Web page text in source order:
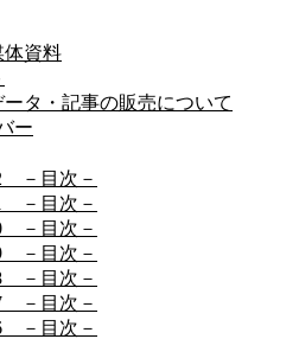
体資料
タ・記事の販売について
ー
－目次－
－目次－
－目次－
－目次－
－目次－
－目次－
－目次－